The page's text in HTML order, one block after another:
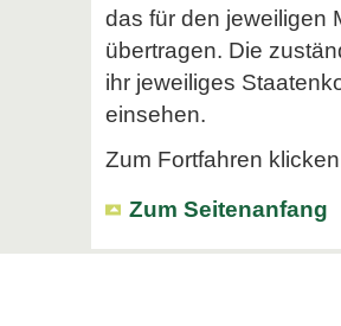
das für den jeweiligen
übertragen. Die
ihr jeweiliges
einsehen.
Zum Fortfahren
Zum Seitenanfang